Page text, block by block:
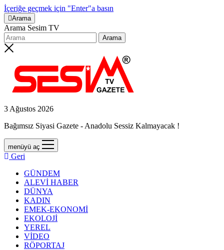
İçeriğe geçmek için "Enter"a basın
Arama
Arama Sesim TV
3 Ağustos 2026
Bağımsız Siyasi Gazete - Anadolu Sessiz Kalmayacak !
menüyü aç
Geri
GÜNDEM
ALEVİ HABER
DÜNYA
KADIN
EMEK-EKONOMİ
EKOLOJİ
YEREL
VİDEO
RÖPORTAJ